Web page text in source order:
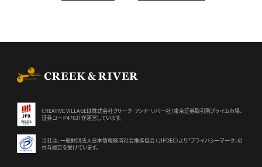
CREATIVE VILLAGEは株式会社クリーク･アンド･リバー社（東京証券取引所プライム市場、
証券コード4763）が運営しています。
当社は、一般財団法人日本情報経済社会推進協会（JIPDEC）より 「プライバシーマーク」の
付与認定を受けています。